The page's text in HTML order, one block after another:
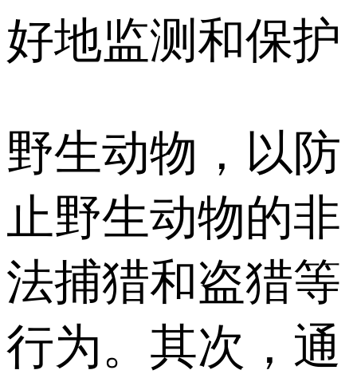
好地监测和保护
野生动物，以防
止野生动物的非
法捕猎和盗猎等
行为。其次，通